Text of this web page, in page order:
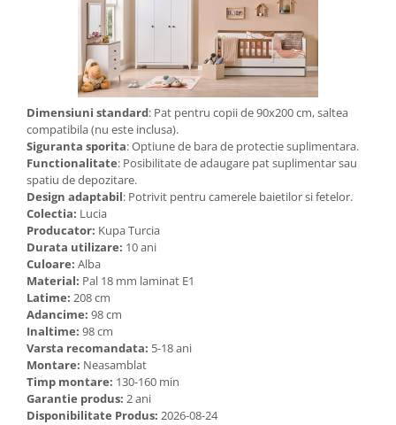
Dimensiuni standard: Pat pentru copii de 90x200 cm, saltea
compatibila (nu este inclusa).
Siguranta sporita: Optiune de bara de protectie suplimentara.
Functionalitate: Posibilitate de adaugare pat suplimentar sau
spatiu de depozitare.
Design adaptabil: Potrivit pentru camerele baietilor si fetelor.
Colectia: Lucia
Producator: Kupa Turcia
Durata utilizare: 10 ani
Culoare: Alba
Material: Pal 18 mm laminat E1
Latime: 208 cm
Adancime: 98 cm
Inaltime: 98 cm
Varsta recomandata: 5-18 ani
Montare: Neasamblat
Timp montare: 130-160 min
Garantie produs: 2 ani
Disponibilitate Produs: 2026-08-24